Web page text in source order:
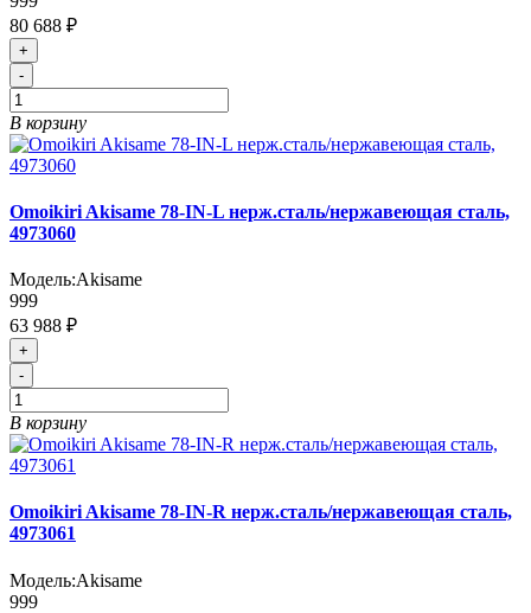
80 688 ₽
+
-
В корзину
Omoikiri Akisame 78-IN-L нерж.сталь/нержавеющая сталь,
4973060
Модель:Akisame
999
63 988 ₽
+
-
В корзину
Omoikiri Akisame 78-IN-R нерж.сталь/нержавеющая сталь,
4973061
Модель:Akisame
999